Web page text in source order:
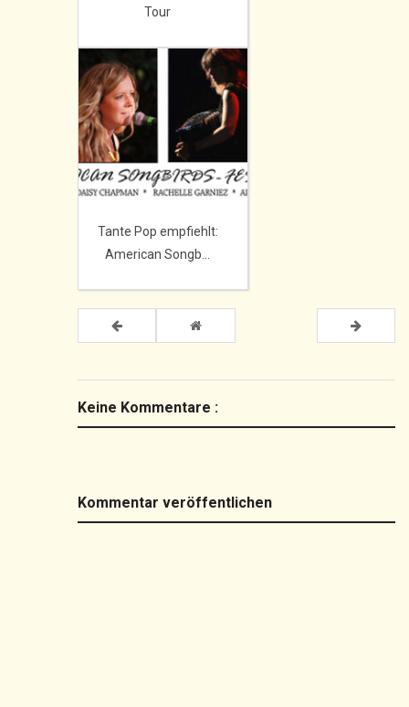
Tour
Tante Pop empfiehlt:
American Songb...
Keine Kommentare :
Kommentar veröffentlichen